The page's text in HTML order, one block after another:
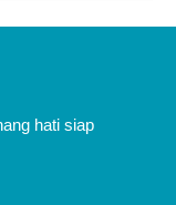
hati siap